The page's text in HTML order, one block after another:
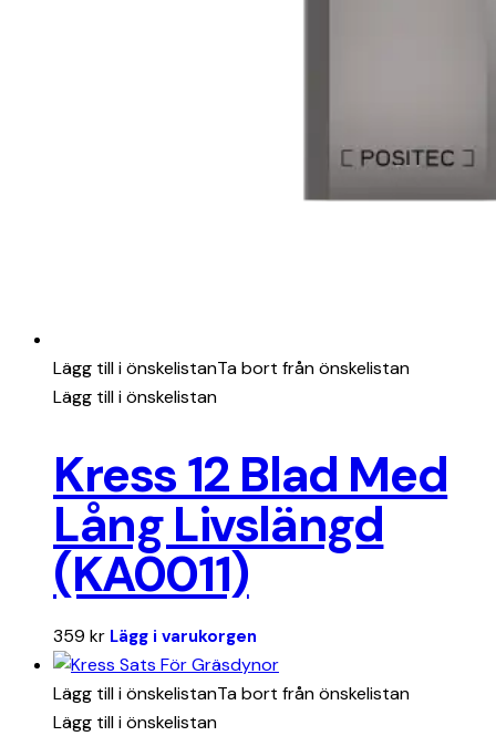
Lägg till i önskelistanTa bort från önskelistan
Lägg till i önskelistan
Kress 12 Blad Med
Lång Livslängd
(KA0011)
359 kr Lägg i varukorgen
Lägg till i önskelistanTa bort från önskelistan
Lägg till i önskelistan